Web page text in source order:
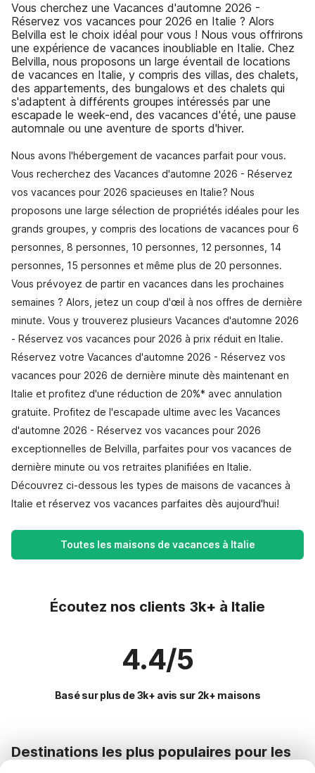
Vous cherchez une Vacances d'automne 2026 -
Réservez vos vacances pour 2026 en Italie ? Alors
Belvilla est le choix idéal pour vous ! Nous vous offrirons
une expérience de vacances inoubliable en Italie. Chez
Belvilla, nous proposons un large éventail de locations
de vacances en Italie, y compris des villas, des chalets,
des appartements, des bungalows et des chalets qui
s'adaptent à différents groupes intéressés par une
escapade le week-end, des vacances d'été, une pause
automnale ou une aventure de sports d'hiver.
Nous avons l'hébergement de vacances parfait pour vous.
Vous recherchez des Vacances d'automne 2026 - Réservez
vos vacances pour 2026 spacieuses en Italie? Nous
proposons une large sélection de propriétés idéales pour les
grands groupes, y compris des locations de vacances pour 6
personnes, 8 personnes, 10 personnes, 12 personnes, 14
personnes, 15 personnes et même plus de 20 personnes.
Vous prévoyez de partir en vacances dans les prochaines
semaines ? Alors, jetez un coup d'œil à nos offres de dernière
minute. Vous y trouverez plusieurs Vacances d'automne 2026
- Réservez vos vacances pour 2026 à prix réduit en Italie.
Réservez votre Vacances d'automne 2026 - Réservez vos
vacances pour 2026 de dernière minute dès maintenant en
Italie et profitez d'une réduction de 20%* avec annulation
gratuite. Profitez de l'escapade ultime avec les Vacances
d'automne 2026 - Réservez vos vacances pour 2026
exceptionnelles de Belvilla, parfaites pour vos vacances de
dernière minute ou vos retraites planifiées en Italie.
Découvrez ci-dessous les types de maisons de vacances à
Italie et réservez vos vacances parfaites dès aujourd'hui!
Toutes les maisons de vacances à Italie
Écoutez nos clients 3k+ à Italie
4.4/5
Basé sur plus de 3k+ avis sur 2k+ maisons
Destinations les plus populaires pour les